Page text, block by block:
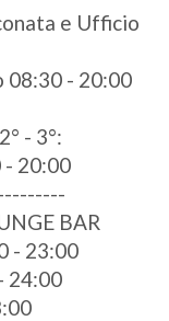
e Ufficio
08:30 - 20:00
- 3°:
20:00
BAR
- 23:00
24:00